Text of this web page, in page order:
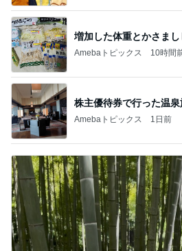
増加した体重とかさま
Amebaトピックス 10時間
株主優待券で行った温泉
Amebaトピックス 1日前